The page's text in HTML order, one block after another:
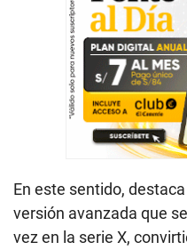
En este sentido,
versión avanzada que
vez en la serie X,